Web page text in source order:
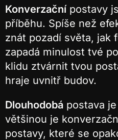
Konverzačnípostavy
příběhu. Spíše než
znát pozadí světa, jak
zapadá minulost tvé
klidu ztvárnit tvou
hraje uvnitř budov.
Dlouhodobá postava
většinou je
postavy, které se